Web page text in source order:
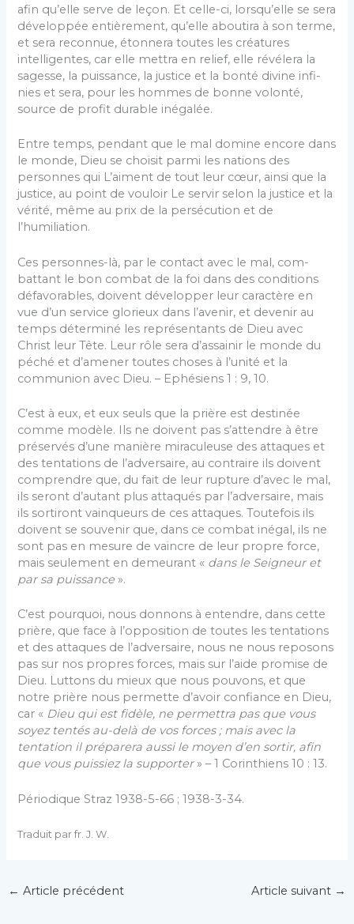
afin qu’elle serve de leçon. Et celle-ci, lorsqu’elle se sera
développée entièrement, qu’elle aboutira à son terme,
et sera reconnue, étonnera toutes les créatures
intelligentes, car elle mettra en relief, elle révélera la
sagesse, la puissance, la justice et la bonté divine infi­
nies et sera, pour les hommes de bonne volonté,
source de profit durable inégalée.
Entre temps, pendant que le mal domine encore dans
le monde, Dieu se choisit parmi les nations des
personnes qui L’aiment de tout leur cœur, ainsi que la
justice, au point de vouloir Le servir selon la justice et la
vérité, même au prix de la persécution et de
l’humiliation.
Ces personnes-là, par le contact avec le mal, com­
battant le bon combat de la foi dans des conditions
défavorables, doivent développer leur caractère en
vue d’un service glorieux dans l’avenir, et devenir au
temps déterminé les représentants de Dieu avec
Christ leur Tête. Leur rôle sera d’assainir le monde du
péché et d’amener toutes choses à l’unité et la
communion avec Dieu. – Ephésiens 1 : 9, 10.
C’est à eux, et eux seuls que la prière est destinée
comme modèle. Ils ne doivent pas s’attendre à être
préservés d’une manière miraculeuse des attaques et
des tentations de l’adversaire, au contraire ils doivent
comprendre que, du fait de leur rupture d’avec le mal,
ils seront d’autant plus attaqués par l’adversaire, mais
ils sortiront vainqueurs de ces attaques. Toutefois ils
doivent se souvenir que, dans ce combat inégal, ils ne
sont pas en mesure de vaincre de leur propre force,
mais seulement en demeurant « dans le Seigneur et
par sa puissance».
C’est pourquoi, nous donnons à entendre, dans cette
prière, que face à l’opposition de toutes les tenta­tions
et des attaques de l’adversaire, nous ne nous re­posons
pas sur nos propres forces, mais sur l’aide promise de
Dieu. Luttons du mieux que nous pouvons, et que
notre prière nous permette d’avoir confiance en Dieu,
car « Dieu qui est fidèle, ne permettra pas que vous
soyez tentés au-delà de vos forces ; mais avec la
tentation il préparera aussi le moyen d’en sortir, afin
que vous puissiez la supporter» – 1 Corinthiens 10 : 13.
Périodique Straz 1938-5-66 ; 1938-3-34.
Traduit par fr. J. W.
← Article précédent Article suivant →